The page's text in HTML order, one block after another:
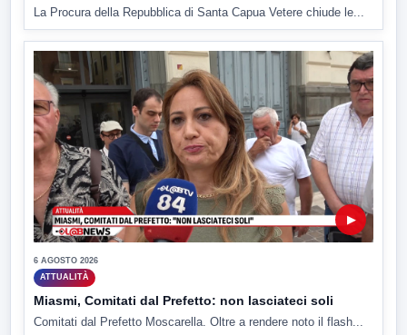
La Procura della Repubblica di Santa Capua Vetere chiude le...
▶
6 AGOSTO 2026
ATTUALITÀ
Miasmi, Comitati dal Prefetto: non lasciateci soli
Comitati dal Prefetto Moscarella. Oltre a rendere noto il flash...